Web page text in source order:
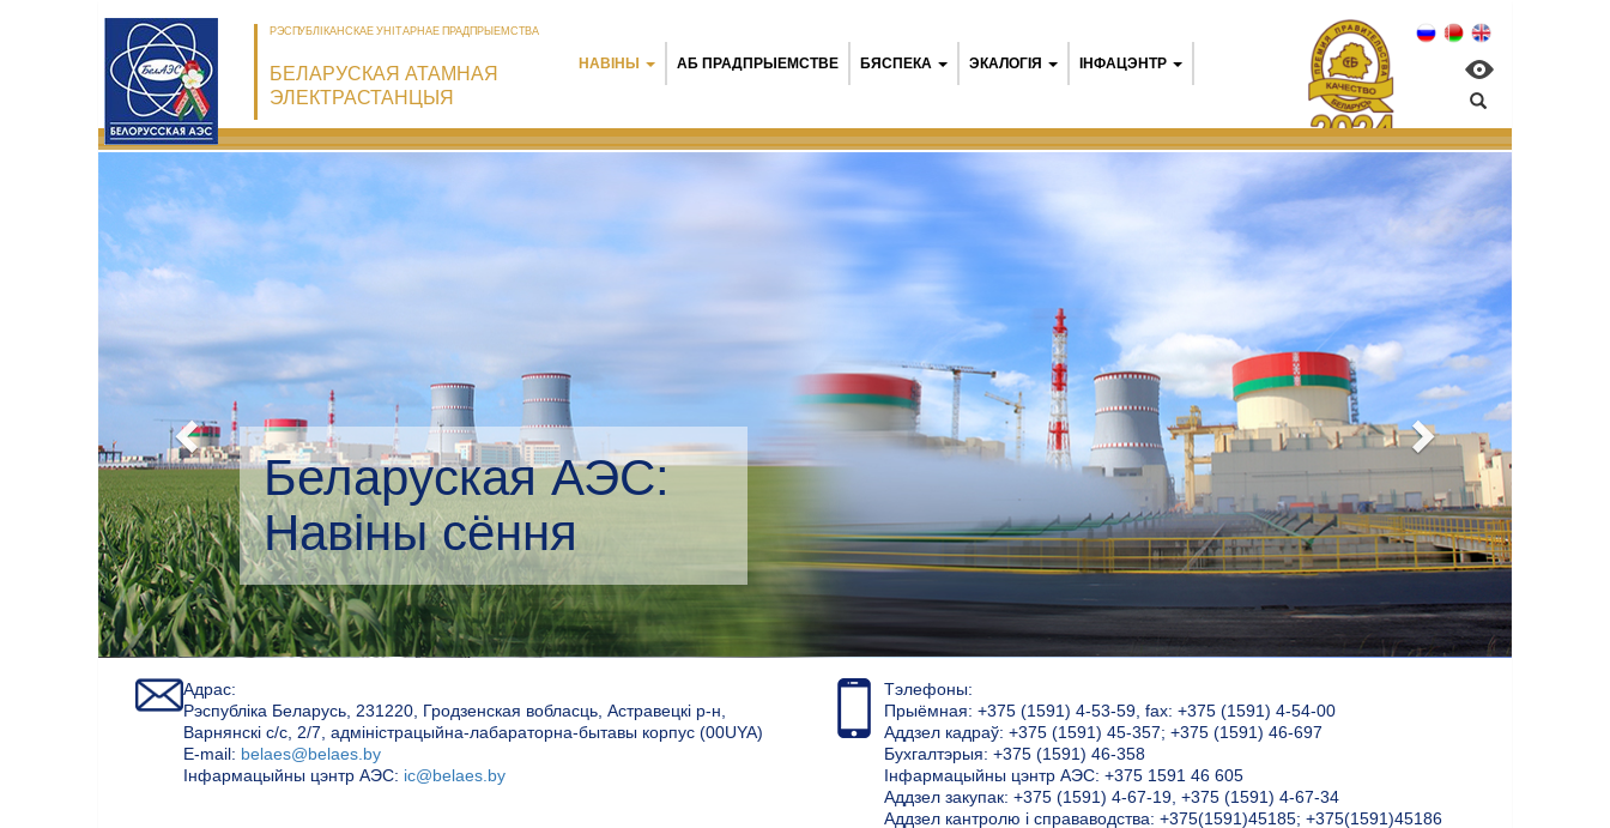
РЭСПУБЛІКАНСКАЕ УНІТАРНАЕ ПРАДПРЫЕМСТВА
БЕЛАРУСКАЯ АТАМНАЯ
ЭЛЕКТРАСТАНЦЫЯ
НАВІНЫ АБ ПРАДПРЫЕМСТВЕ БЯСПЕКА ЭКАЛОГІЯ IНФАЦЭНТР
Беларуская АЭС:
Экалагічны мэнэджмент
Адрас:
Рэспубліка Беларусь, 231220, Гродзенская вобласць, Астравецкі р-н,
Варнянскі с/с, 2/7, адміністрацыйна-лабараторна-бытавы корпус (00UYA)
Е-mail: belaes@belaes.by
Інфармацыйны цэнтр АЭС: ic@belaes.by
Тэлефоны:
Прыёмная: +375 (1591) 4-53-59, fax: +375 (1591) 4-54-00
Аддзел кадраў: +375 (1591) 45-357; +375 (1591) 46-697
Бухгалтэрыя: +375 (1591) 46-358
Інфармацыйны цэнтр АЭС: +375 1591 46 605
Аддзел закупак: +375 (1591) 4-67-19, +375 (1591) 4-67-34
Аддзел кантролю і справаводства: +375(1591)45185; +375(1591)45186